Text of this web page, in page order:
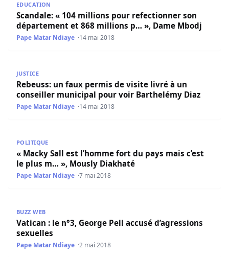
EDUCATION
Scandale: « 104 millions pour refectionner son
département et 868 millions p… », Dame Mbodj
Pape Matar Ndiaye 14 mai 2018
JUSTICE
Rebeuss: un faux permis de visite livré à un
conseiller municipal pour voir Barthelémy Diaz
Pape Matar Ndiaye 14 mai 2018
POLITIQUE
« Macky Sall est l’homme fort du pays mais c’est
le plus m… », Mously Diakhaté
Pape Matar Ndiaye 7 mai 2018
BUZZ WEB
Vatican : le n°3, George Pell accusé d’agressions
sexuelles
Pape Matar Ndiaye 2 mai 2018